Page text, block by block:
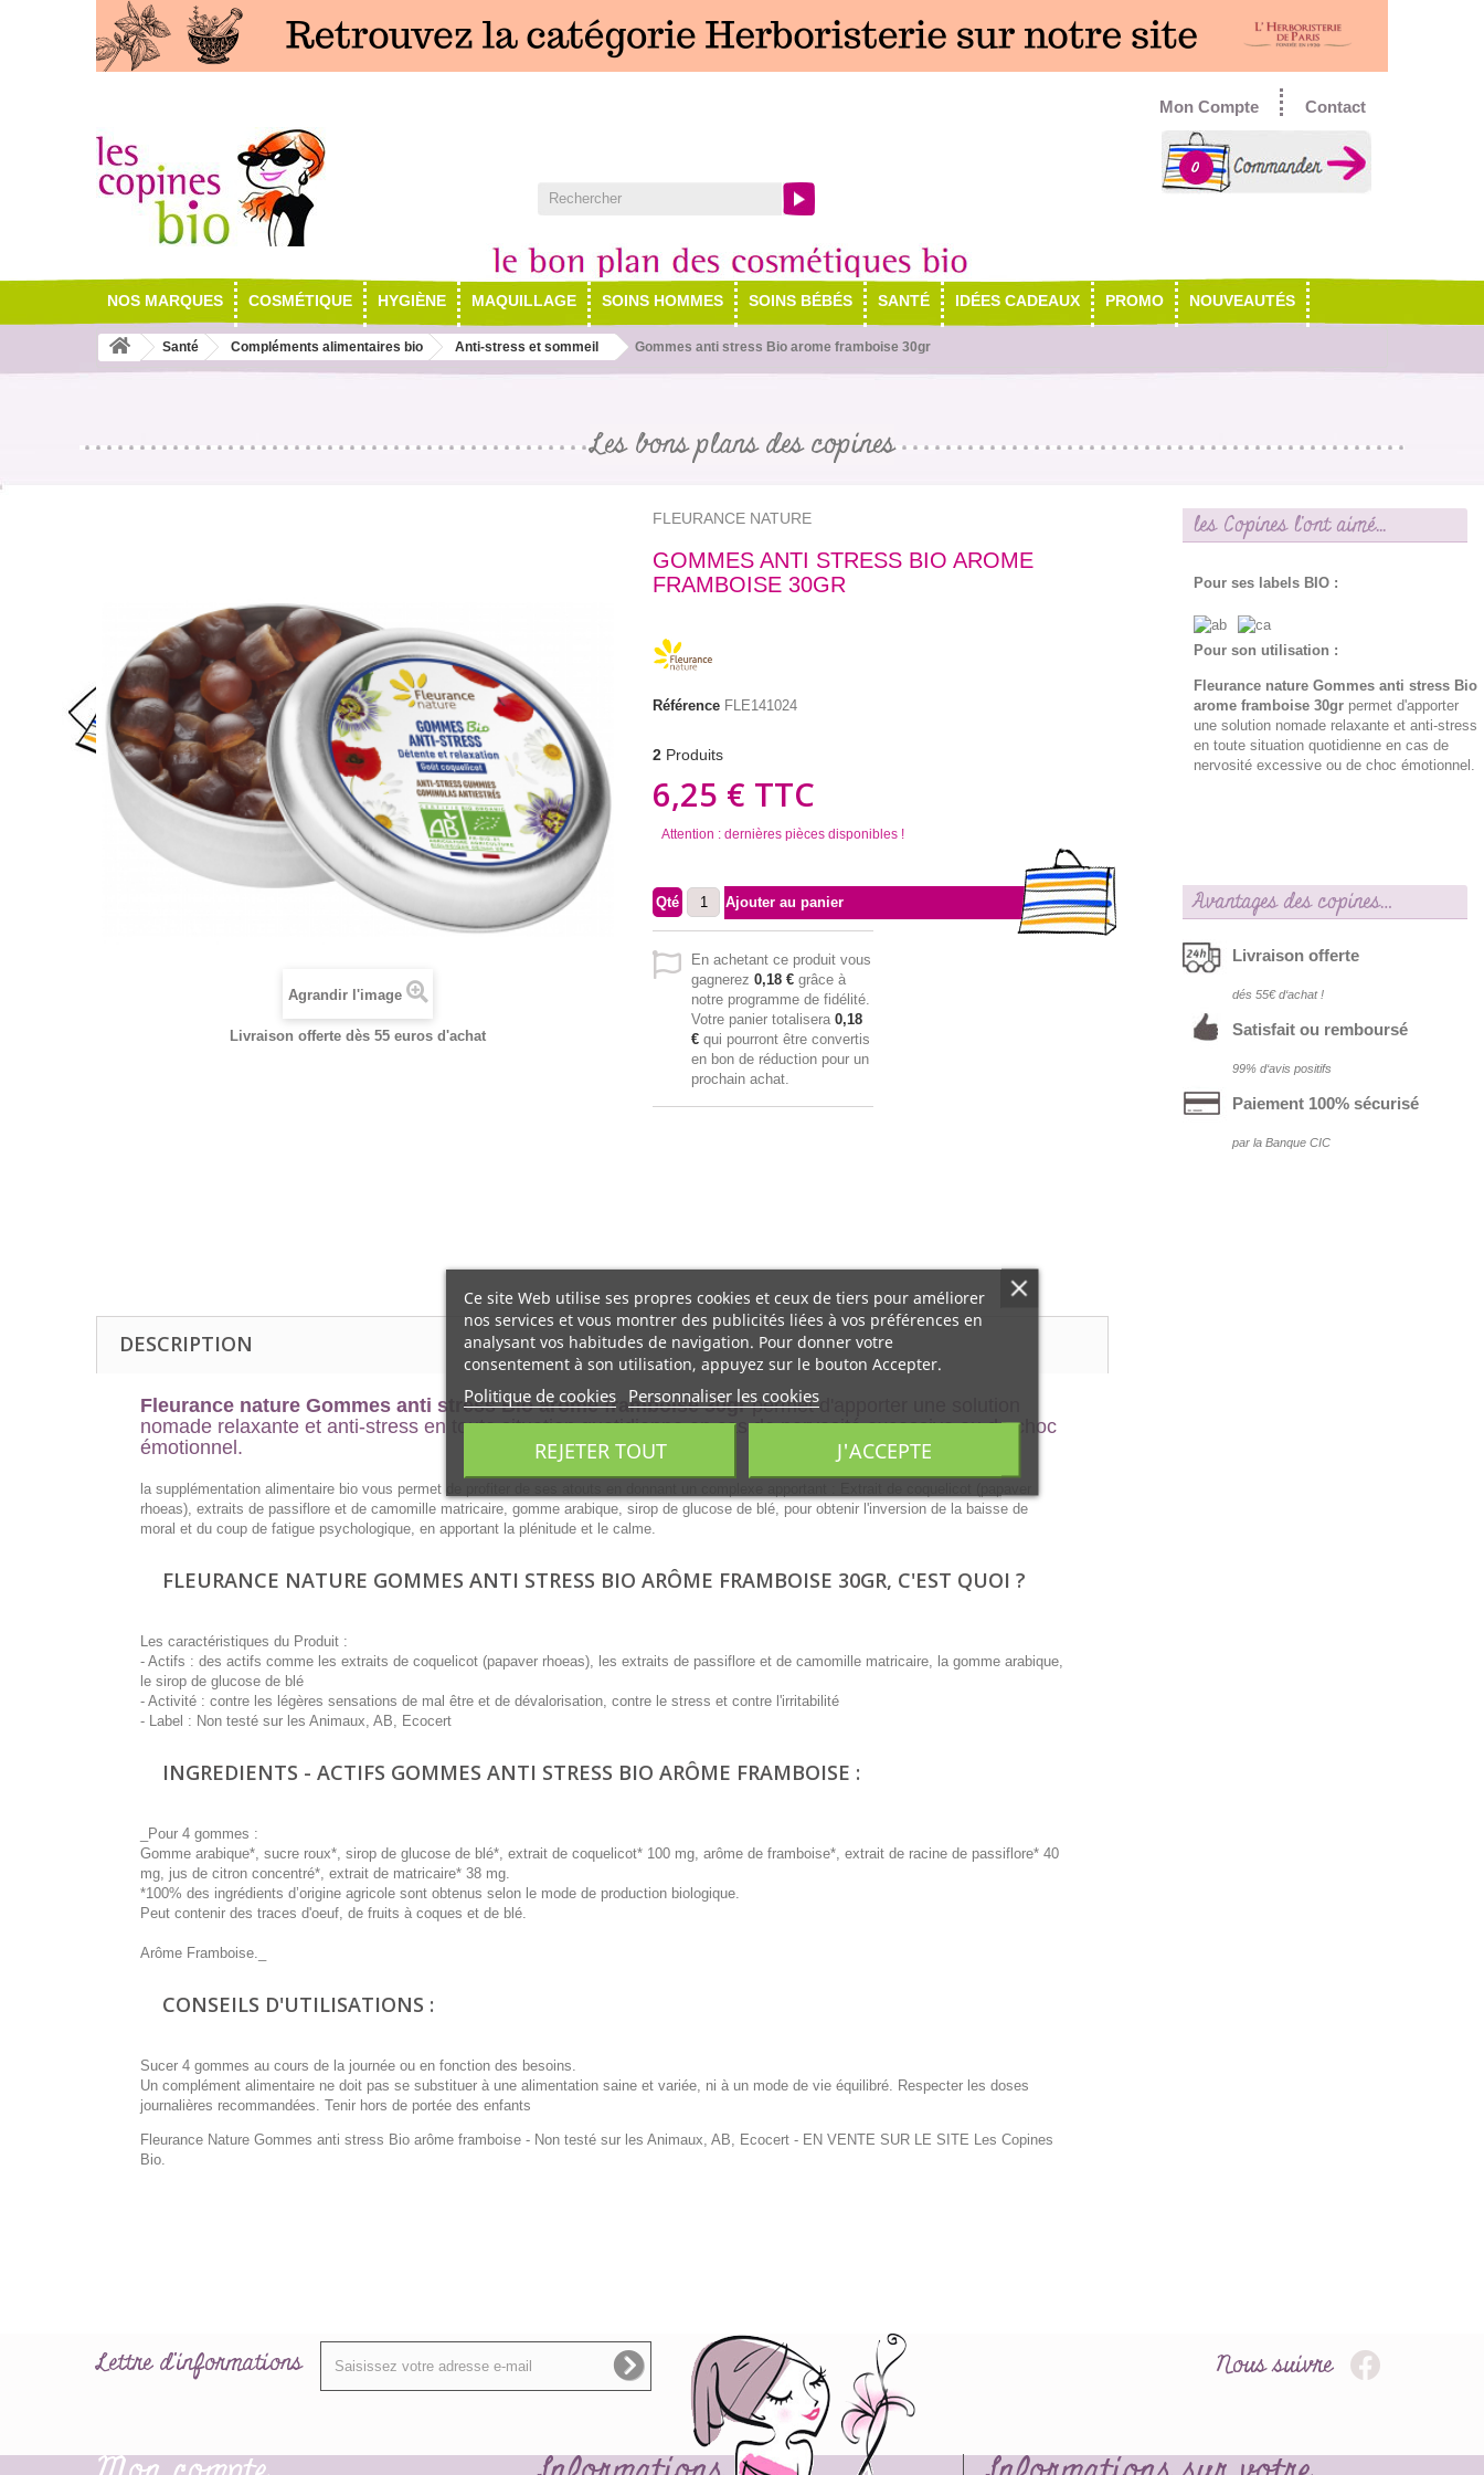
Contact
Mon Compte
0
NOS MARQUES COSMÉTIQUE HYGIÈNE MAQUILLAGE SOINS HOMMES SOINS BÉBÉS SANTÉ IDÉES CADEAUX PROMO NOUVEAUTÉS
Santé Compléments alimentaires bio Anti-stress et sommeil Gommes anti stress Bio arome framboise 30gr
Les bons plans des copines
Agrandir l'image
Livraison offerte dès 55 euros d'achat
FLEURANCE NATURE
GOMMES ANTI STRESS BIO AROME
FRAMBOISE 30GR
Référence FLE141024
2 Produits
6,25 € TTC
Attention : dernières pièces disponibles !
Qté Ajouter au panier
En achetant ce produit vous
gagnerez 0,18 € grâce à
notre programme de fidélité.
Votre panier totalisera 0,18
€ qui pourront être convertis
en bon de réduction pour un
prochain achat.
les Copines l'ont aimé...
Pour ses labels BIO :
Pour son utilisation :
Fleurance nature Gommes anti stress Bio
arome framboise 30grpermet d'apporter
une solution nomade relaxante et anti-stress
en toute situation quotidienne en cas de
nervosité excessive ou de choc émotionnel.
Avantages des copines…
Livraison offerte
dés 55€ d‘achat !
Satisfait ou remboursé
99% d‘avis positifs
Paiement 100% sécurisé
par la Banque CIC
DESCRIPTION
Fleurance nature Gommes anti stress Bio arome framboise 30grpermet d'apporter une solution
nomade relaxante et anti-stress en toute situation quotidienne en cas de nervosité excessive ou de choc
émotionnel.
la supplémentation alimentaire bio vous permet de profiter de ses atouts en donnant un complexe apportant : Extrait de coquelicot (papaver
rhoeas), extraits de passiflore et de camomille matricaire, gomme arabique, sirop de glucose de blé, pour obtenir l'inversion de la baisse de
moral et du coup de fatigue psychologique, en apportant la plénitude et le calme.
FLEURANCE NATURE GOMMES ANTI STRESS BIO ARÔME FRAMBOISE 30GR, C'EST QUOI ?
Les caractéristiques du Produit :
- Actifs : des actifs comme les extraits de coquelicot (papaver rhoeas), les extraits de passiflore et de camomille matricaire, la gomme arabique,
le sirop de glucose de blé
- Activité : contre les légères sensations de mal être et de dévalorisation, contre le stress et contre l'irritabilité
- Label : Non testé sur les Animaux, AB, Ecocert
INGREDIENTS - ACTIFS GOMMES ANTI STRESS BIO ARÔME FRAMBOISE :
_Pour 4 gommes :
Gomme arabique*, sucre roux*, sirop de glucose de blé*, extrait de coquelicot* 100 mg, arôme de framboise*, extrait de racine de passiflore* 40
mg, jus de citron concentré*, extrait de matricaire* 38 mg.
*100% des ingrédients d’origine agricole sont obtenus selon le mode de production biologique.
Peut contenir des traces d'oeuf, de fruits à coques et de blé.
Arôme Framboise._
CONSEILS D'UTILISATIONS :
Sucer 4 gommes au cours de la journée ou en fonction des besoins.
Un complément alimentaire ne doit pas se substituer à une alimentation saine et variée, ni à un mode de vie équilibré. Respecter les doses
journalières recommandées. Tenir hors de portée des enfants
Fleurance Nature Gommes anti stress Bio arôme framboise - Non testé sur les Animaux, AB, Ecocert - EN VENTE SUR LE SITE Les Copines
Bio.
Ce site Web utilise ses propres cookies et ceux de tiers pour améliorer
nos services et vous montrer des publicités liées à vos préférences en
analysant vos habitudes de navigation. Pour donner votre
consentement à son utilisation, appuyez sur le bouton Accepter.
Politique de cookies Personnaliser les cookies
REJETER TOUT J'ACCEPTE
Lettre d'informations Nous suivre